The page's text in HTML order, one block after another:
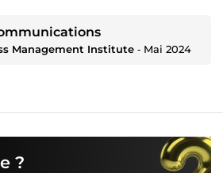
Management Institute ‐ Mai 2024
?